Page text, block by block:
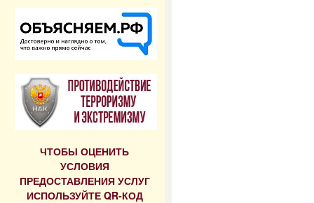
ЧТОБЫ ОЦЕНИТЬ
УСЛОВИЯ
ПРЕДОСТАВЛЕНИЯ УСЛУГ
ИСПОЛЬЗУЙТЕ QR-КОД